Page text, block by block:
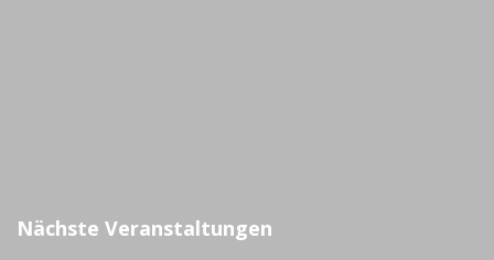
Nächste Veranstaltungen